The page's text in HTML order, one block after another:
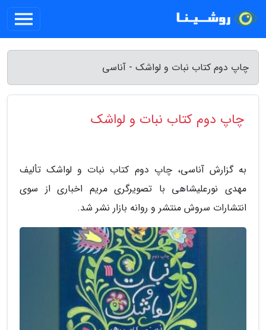
چاپ دوم کتاب نبات و لواشک - آناسی
چاپ دوم کتاب نبات و لواشک
به گزارش آناسی، چاپ دوم کتاب نبات و لواشک تألیف
مهدی نورعلیشاهی با تصویرگری مریم اخباری از سوی
انتشارات سروش منتشر و روانه بازار نشر شد.